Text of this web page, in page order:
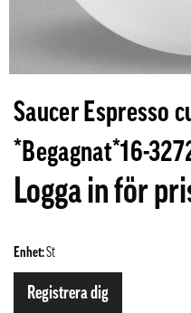
Saucer Espresso
*Begagnat*16-
Logga in för
Enhet:St
Registrera dig